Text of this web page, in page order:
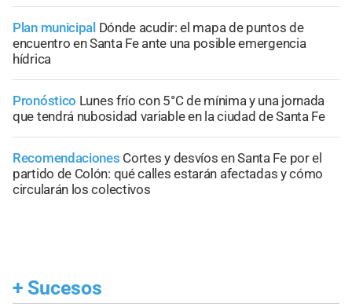
Plan municipal Dónde acudir: el mapa de puntos de
encuentro en Santa Fe ante una posible emergencia
hídrica
Pronóstico Lunes frío con 5°C de mínima y una jornada
que tendrá nubosidad variable en la ciudad de Santa Fe
Recomendaciones Cortes y desvíos en Santa Fe por el
partido de Colón: qué calles estarán afectadas y cómo
circularán los colectivos
+ Sucesos